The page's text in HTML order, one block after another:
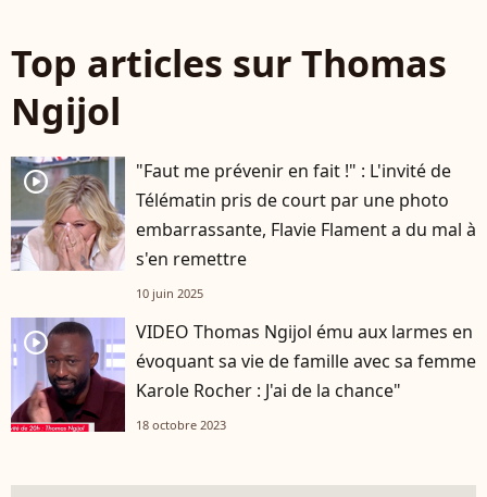
Top articles sur Thomas
Ngijol
player2
"Faut me prévenir en fait !" : L'invité de
Télématin pris de court par une photo
embarrassante, Flavie Flament a du mal à
s'en remettre
10 juin 2025
player2
VIDEO Thomas Ngijol ému aux larmes en
évoquant sa vie de famille avec sa femme
Karole Rocher : J'ai de la chance"
18 octobre 2023